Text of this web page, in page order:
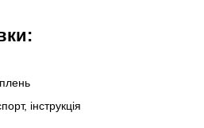
інструкція